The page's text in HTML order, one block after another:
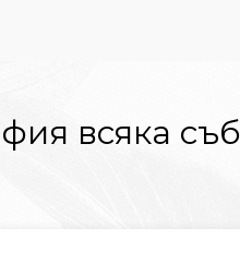
всяка